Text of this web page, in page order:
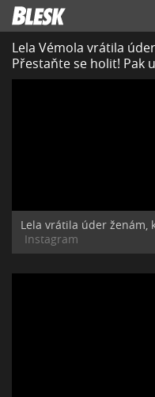
Lela Vémola vrátila
Přestaňte se holit! Pak
Lela vrátila úder
Instagram